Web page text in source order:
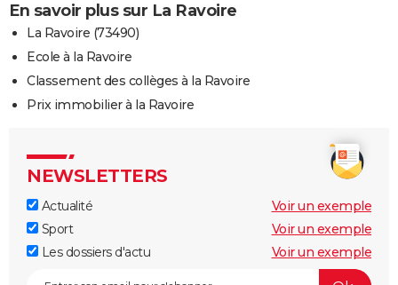
En savoir plus sur La Ravoire
La Ravoire (73490)
Ecole à la Ravoire
Classement des collèges à la Ravoire
Prix immobilier à la Ravoire
NEWSLETTERS
Actualité
Voir un exemple
Sport
Voir un exemple
Les dossiers d'actu
Voir un exemple